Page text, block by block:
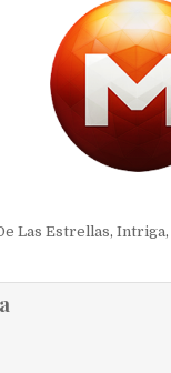
Las Estrellas, Intriga,